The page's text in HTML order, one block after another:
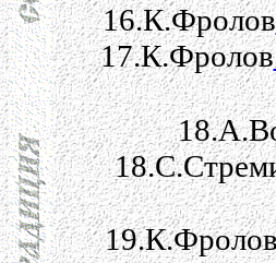
16.К.Фролов
17.К.Фролов